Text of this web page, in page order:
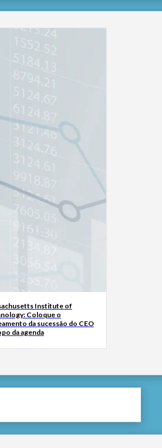
Institute of
Coloque o
da sucessão do CEO
da agenda